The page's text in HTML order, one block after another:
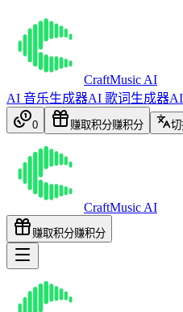
CraftMusic AI
AI 音乐生成器AI 歌词生成器
0 赚取积分赚积分
CraftMusic AI
赚取积分赚积分